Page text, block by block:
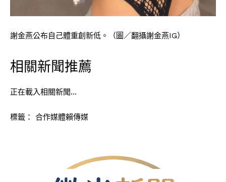
謝金燕公布自己體重創新低。（圖／翻攝謝金燕IG）
相關新聞推薦
正在載入相關新聞…
標籤： 合作媒體賴傳媒